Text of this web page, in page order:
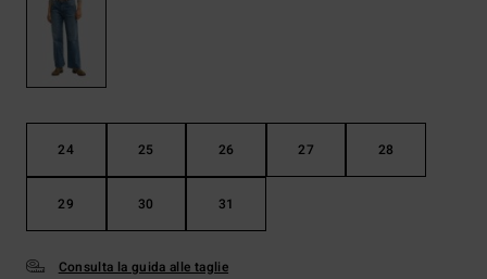
24 25 26 27 28
29 30 31
Consulta la guida alle taglie